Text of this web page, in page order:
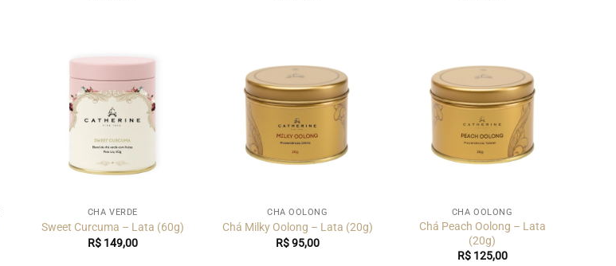
CHÁ VERDE
Sweet Curcuma – Lata (60g)
R$149,00
CHÁ OOLONG
Chá Milky Oolong – Lata (20g)
R$95,00
CHÁ OOLONG
Chá Peach Oolong – Lata
(20g)
R$125,00